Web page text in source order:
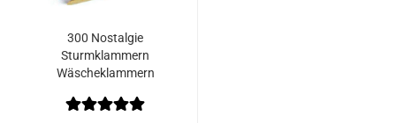
300 Nostalgie
Sturmklammern
Wäscheklammern